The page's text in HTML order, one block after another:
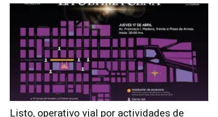
Listo, operativo vial por actividades de